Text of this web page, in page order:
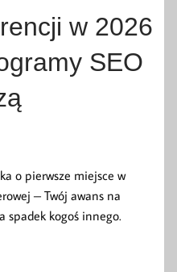
w 2026
SEO
o pierwsze miejsce w
– Twój awans na
spadek kogoś innego.